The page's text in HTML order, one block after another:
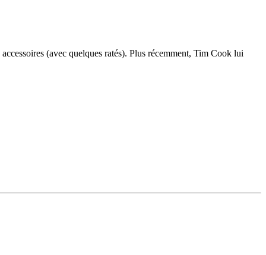
(avec quelques ratés). Plus récemment, Tim Cook lui